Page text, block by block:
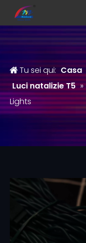
Tu sei qui: Casa
Luci natalizie T5 »
Lights